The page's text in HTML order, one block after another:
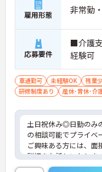
雇用形態 非常勤
応募要件
■介護
経験可
車通勤可 未経験OK 残業
研修制度あり
産休･育休･介
土日祝休み◎日勤のみ
の相談可能でプライベ
ご興味ある方には、面
詳細をお話しいたしま
い！